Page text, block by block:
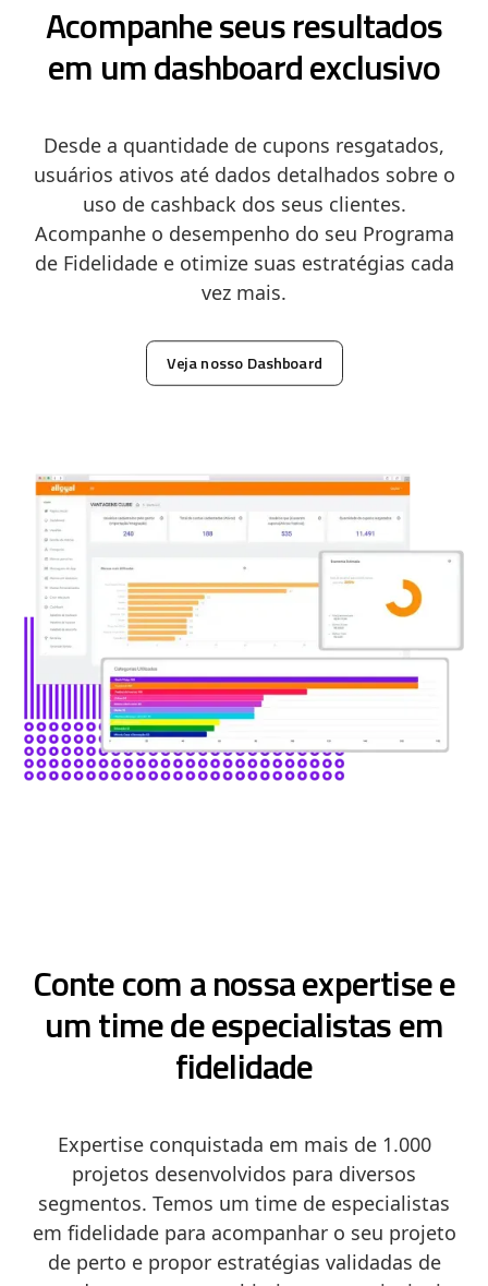
Acompanhe seus resultados
em um dashboard exclusivo
Desde a quantidade de cupons resgatados,
usuários ativos até dados detalhados sobre o
uso de cashback dos seus clientes.
Acompanhe o desempenho do seu Programa
de Fidelidade e otimize suas estratégias cada
vez mais.
Veja nosso Dashboard
Conte com a nossa expertise e
um time de especialistas em
fidelidade
Expertise conquistada em mais de 1.000
projetos desenvolvidos para diversos
segmentos. Temos um time de especialistas
em fidelidade para acompanhar o seu projeto
de perto e propor estratégias validadas de